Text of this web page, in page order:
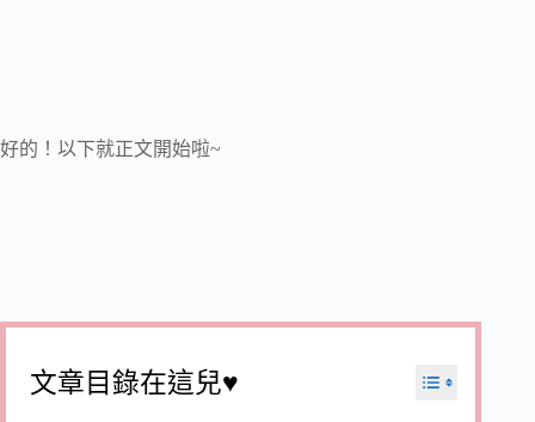
好的！以下就正文開始啦~
文章目錄在這兒♥